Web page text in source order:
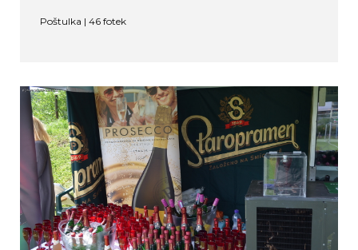
Poštulka | 46 fotek